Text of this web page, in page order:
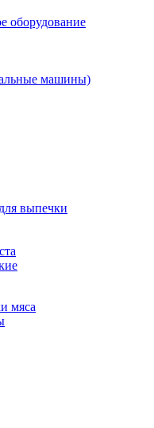
оборудование
машины)
выпечки
мяса